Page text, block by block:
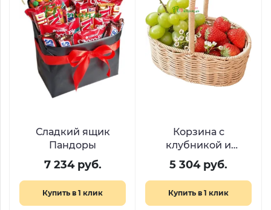
Сладкий ящик
Пандоры
7 234 руб.
Купить в 1 клик
Корзина с
клубникой и
виноградом «Сбор
урожая»
5 304 руб.
Купить в 1 клик